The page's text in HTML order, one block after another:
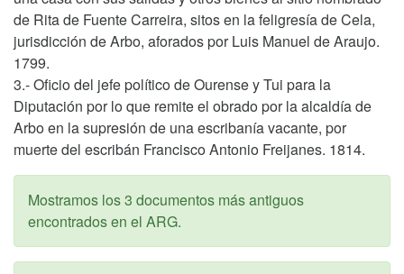
de Rita de Fuente Carreira, sitos en la feligresía de Cela,
jurisdicción de Arbo, aforados por Luis Manuel de Araujo.
1799.
3.- Oficio del jefe político de Ourense y Tui para la
Diputación por lo que remite el obrado por la alcaldía de
Arbo en la supresión de una escribanía vacante, por
muerte del escribán Francisco Antonio Freijanes. 1814.
Mostramos los 3 documentos más antiguos
encontrados en el ARG.